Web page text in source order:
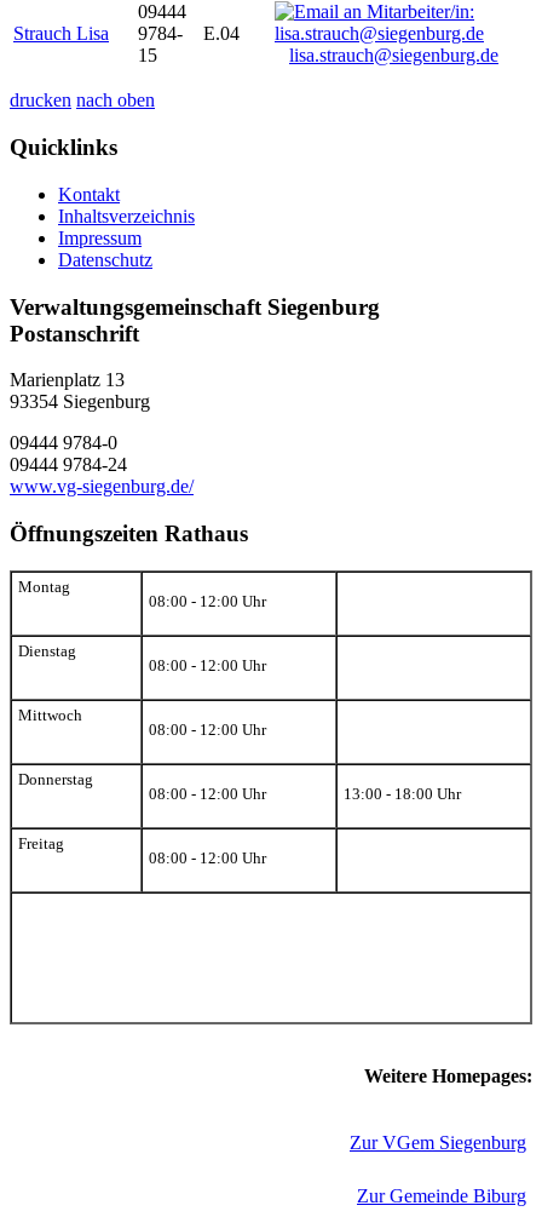
Strauch Lisa
09444
9784-
15
E.04
lisa.strauch@siegenburg.de
drucken nach oben
Quicklinks
Kontakt
Inhaltsverzeichnis
Impressum
Datenschutz
Verwaltungsgemeinschaft Siegenburg
Postanschrift
Marienplatz 13
93354 Siegenburg
09444 9784-0
09444 9784-24
www.vg-siegenburg.de/
Öffnungszeiten Rathaus
Montag
08:00 - 12:00 Uhr
Dienstag
08:00 - 12:00 Uhr
Mittwoch
08:00 - 12:00 Uhr
Donnerstag
08:00 - 12:00 Uhr
13:00 - 18:00 Uhr
Freitag
08:00 - 12:00 Uhr
Weitere Homepages:
Zur VGem Siegenburg
Zur Gemeinde Biburg